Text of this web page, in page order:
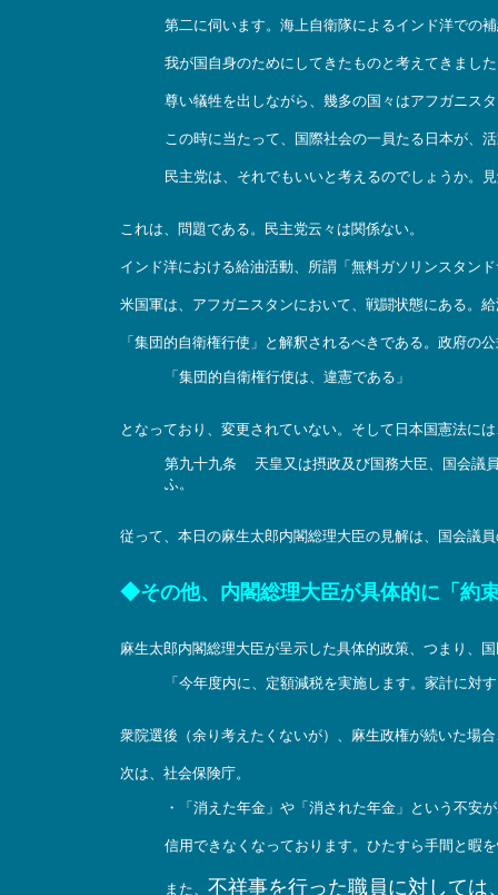
第二に伺います。海上自衛隊によるインド洋での
我が国自身のためにしてきたものと考えてきまし
尊い犠牲を出しながら、幾多の国々はアフガニス
この時に当たって、国際社会の一員たる日本が、
民主党は、それでもいいと考えるのでしょうか。
これは、問題である。民主党云々は関係ない。
インド洋における給油活動、所謂「無料ガソリンスタン
米国軍は、アフガニスタンにおいて、戦闘状態にある。
「集団的自衛権行使」と解釈されるべきである。政府の
「集団的自衛権行使は、違憲である」
となっており、変更されていない。そして日本国憲法に
第九十九条 天皇又は摂政及び国務大臣、国会議
ふ。
従って、本日の麻生太郎内閣総理大臣の見解は、国会議
◆その他、内閣総理大臣が具体的に「約
麻生太郎内閣総理大臣が呈示した具体的政策、つまり、
「今年度内に、定額減税を実施します。家計に対
衆院選後（余り考えたくないが）、麻生政権が続いた場
次は、社会保険庁。
・「消えた年金」や「消された年金」という不安
信用できなくなっております。ひたすら手間と暇
また、 不祥事を行った職員に対しては